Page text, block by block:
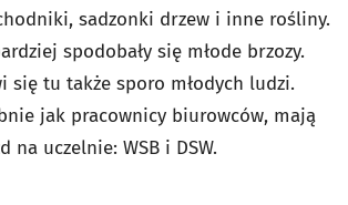
sadzonki drzew i inne rośliny.
spodobały się młode brzozy.
się tu także sporo młodych ludzi.
jak pracownicy biurowców, mają
na uczelnie: WSB i DSW.